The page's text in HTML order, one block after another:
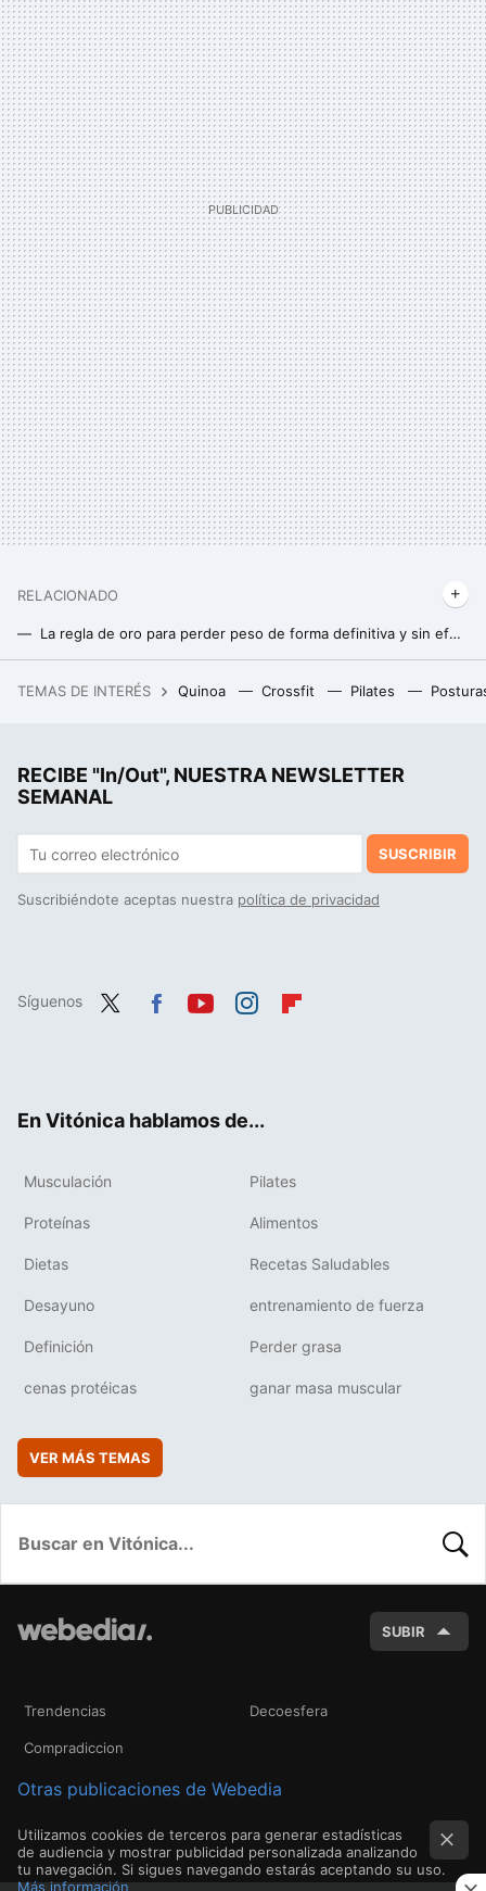
RELACIONADO
La regla de oro para perder peso de forma definitiva y sin efecto rebote, en el nuevo curso
TEMAS DE INTERÉS Quinoa Crossfit Pilates
RECIBE "In/Out", NUESTRA NEWSLETTER
SEMANAL
SUSCRIBIR
Suscribiéndote aceptas nuestra política de privacidad
Síguenos
En Vitónica hablamos de...
Musculación Pilates
Proteínas Alimentos
Dietas Recetas Saludables
Desayuno entrenamiento de fuerza
Definición Perder grasa
cenas protéicas ganar masa muscular
VER MÁS TEMAS
SUBIR
Trendencias Decoesfera
Compradiccion
Otras publicaciones de Webedia
Utilizamos cookies de terceros para generar estadísticas
de audiencia y mostrar publicidad personalizada analizando
tu navegación. Si sigues navegando estarás aceptando su uso.
Más información